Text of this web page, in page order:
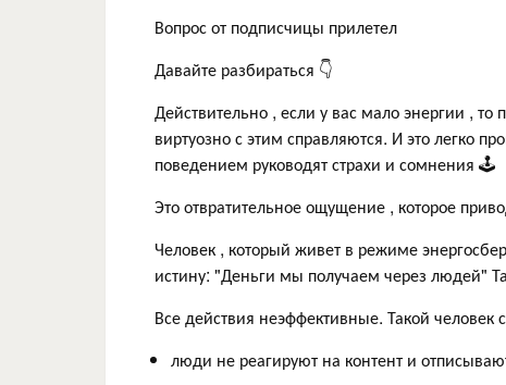
Вопрос от подписчицы прилетел
Давайте разбираться 👇
Действительно , если у вас мало энергии ,
виртуозно с этим справляются. И это легко
поведением руководят страхи и сомнения 🕹
Это отвратительное ощущение , которое
Человек , который живет в режиме
истину: "Деньги мы получаем через людей"
Все действия неэффективные. Такой человек
люди не реагируют на контент и